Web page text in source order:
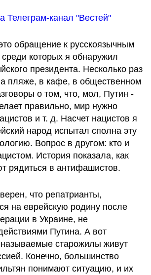
Телеграм-канал "Вестей"
обращение к русскоязычным
которых я обнаружил
президента. Несколько раз
пляже, в кафе, в общественном
о том, что, мол, Путин -
правильно, мир нужно
и т. д. Насчет нацистов я
народ испытал сполна эту
Вопрос в другом: кто и
История показала, как
рядиться в антифашистов.
что репатрианты,
на еврейскую родину после
в Украине, не
Путина. А вот
называемые старожилы живут
Конечно, большинство
понимают ситуацию, и их